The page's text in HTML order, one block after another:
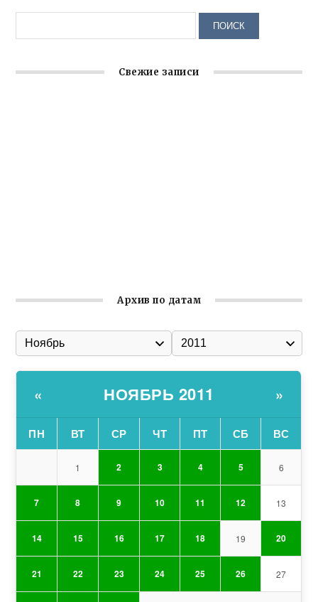
Свежие записи
Архив по датам
« НОЯБРЬ 2011 »
ПН ВТ СР ЧТ ПТ СБ ВС
1 2 3 4 5 6
7 8 9 10 11 12 13
14 15 16 17 18 19 20
21 22 23 24 25 26 27